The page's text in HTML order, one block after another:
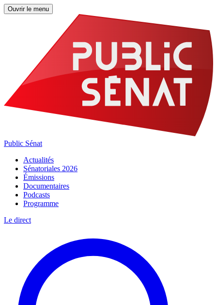
Ouvrir le menu
Public Sénat
Actualités
Sénatoriales 2026
Émissions
Documentaires
Podcasts
Programme
Le direct